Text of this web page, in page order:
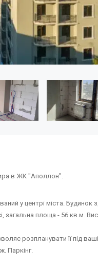
в ЖК "Аполлон".
у центрі міста. Будинок
загальна площа - 56 кв.м.
розпланувати її під
Паркінг.